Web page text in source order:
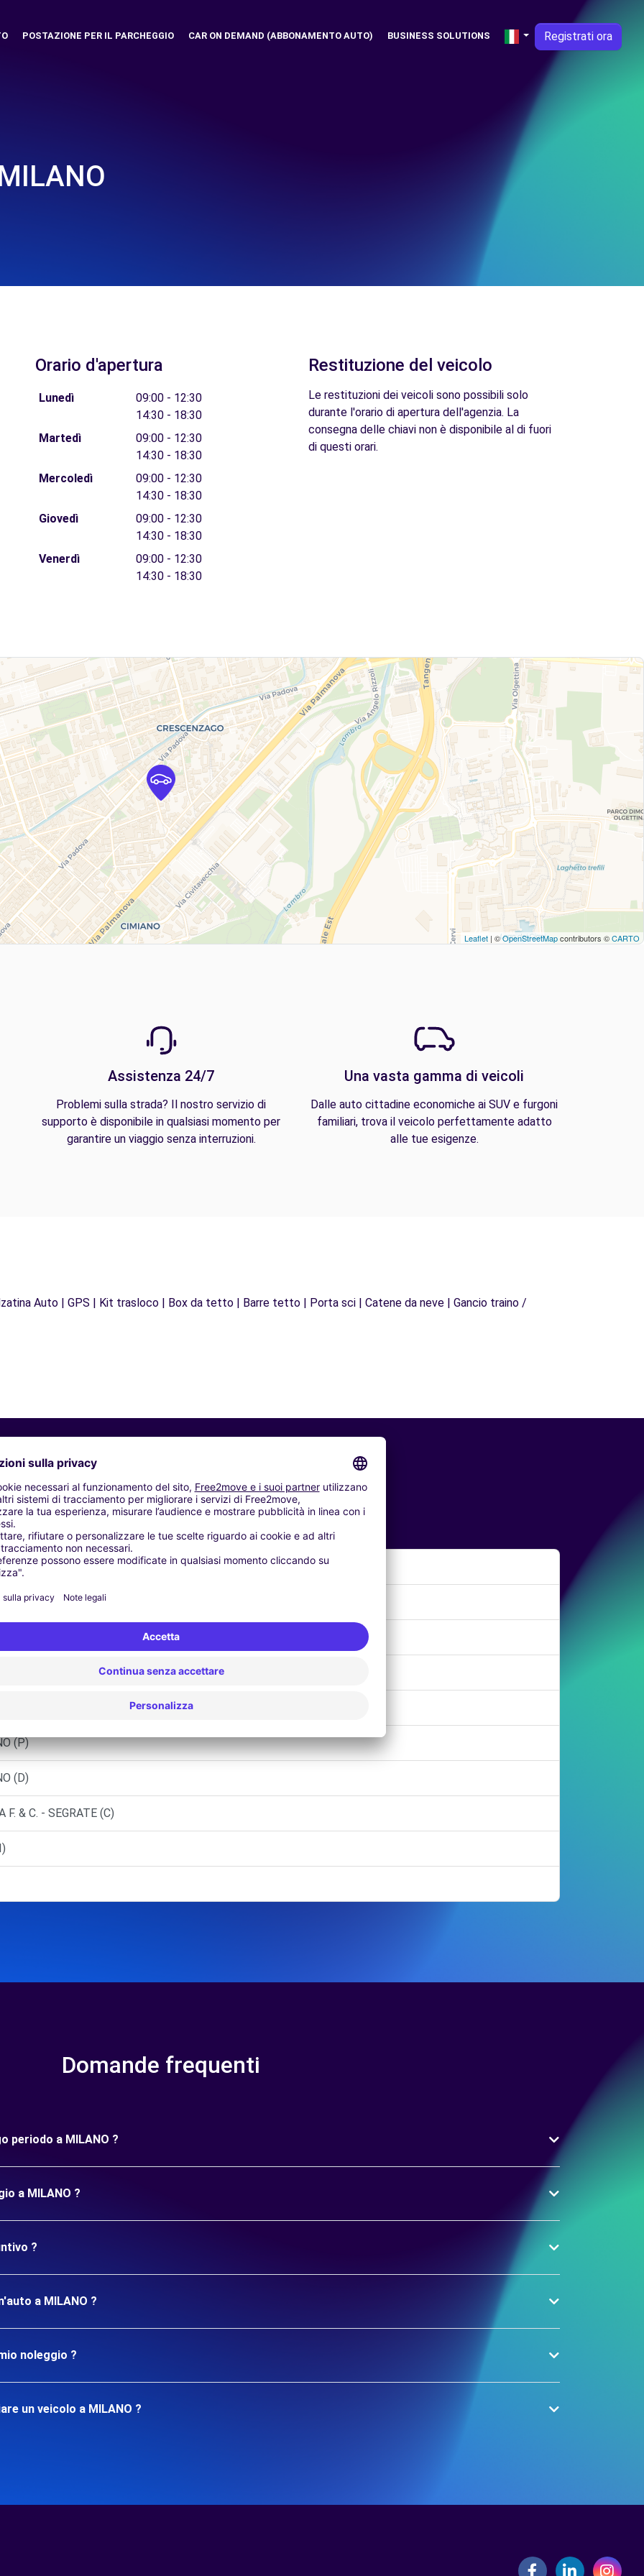
POSTAZIONE PER IL PARCHEGGIO CAR ON DEMAND (ABBONAMENTO AUTO) BUSINESS SOLUTIONS Registrati ora
Orario d'apertura
Lunedì
09:00 - 12:30
14:30 - 18:30
Martedì
09:00 - 12:30
14:30 - 18:30
Mercoledì
09:00 - 12:30
14:30 - 18:30
Giovedì
09:00 - 12:30
14:30 - 18:30
Venerdì
09:00 - 12:30
14:30 - 18:30
Restituzione del veicolo
Le restituzioni dei veicoli sono possibili solo
durante l'orario di apertura dell'agenzia. La
consegna delle chiavi non è disponibile al di fuori
di questi orari.
Leaflet | ©OpenStreetMapcontributors ©CARTO
Assistenza 24/7
Problemi sulla strada? Il nostro servizio di
supporto è disponibile in qualsiasi momento per
garantire un viaggio senza interruzioni.
Una vasta gamma di veicoli
Dalle auto cittadine economiche ai SUV e furgoni
familiari, trova il veicolo perfettamente adatto
alle tue esigenze.
Auto | GPS | Kit trasloco | Box da tetto | Barre tetto | Porta sci | Catene da neve | Gancio traino /
Agenzie simili
C.A. - MILANO (C)
SAS - MILANO (C)
A. SAS - COLOGNO MONZESE (C)
(P)
(D)
& C. - SEGRATE (C)
Domande frequenti
periodo a MILANO ?
a MILANO ?
?
a MILANO ?
noleggio ?
un veicolo a MILANO ?